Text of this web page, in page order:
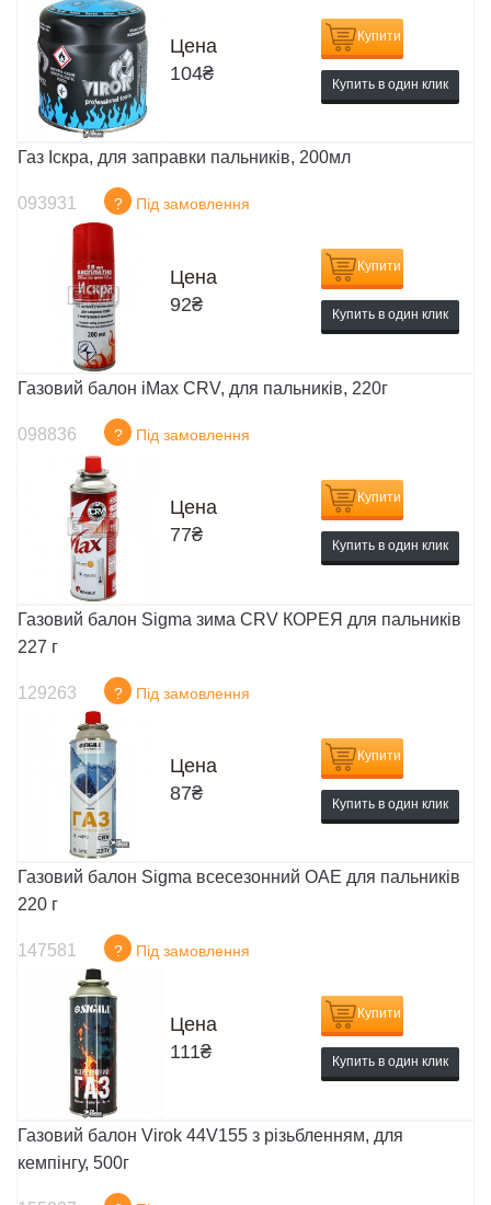
Цена
104₴
Купити
Купить в один клик
Газ Іскра, для заправки пальників, 200мл
093931 ? Під замовлення
Цена
92₴
Купити
Купить в один клик
Газовий балон iMax CRV, для пальників, 220г
098836 ? Під замовлення
Цена
77₴
Купити
Купить в один клик
Газовий балон Sigma зима CRV КОРЕЯ для пальників
227 г
129263 ? Під замовлення
Цена
87₴
Купити
Купить в один клик
Газовий балон Sigma всесезонний ОАЕ для пальників
220 г
147581 ? Під замовлення
Цена
111₴
Купити
Купить в один клик
Газовий балон Virok 44V155 з різьбленням, для
кемпінгу, 500г